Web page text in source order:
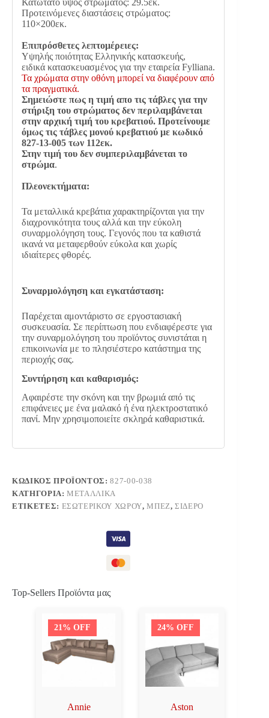
Κατώτατο ύψος στρώματος: 29.5εκ.
Προτεινόμενες διαστάσεις στρώματος:
110×200εκ.
Επιπρόσθετες λεπτομέρειες:
Υψηλής ποιότητας Ελληνικής κατασκευής,
ειδικά κατασκευασμένος για την εταιρεία Fylliana.
Τα χρώματα στην οθόνη μπορεί να διαφέρουν από
τα πραγματικά.
Σημειώστε πως η τιμή απο τις τάβλες για την
στήριξη του στρώματος δεν περιλαμβάνεται
στην αρχική τιμή του κρεβατιού. Προτείνουμε
όμως τις τάβλες μονού κρεβατιού με κωδικό
827-13-005 των 112εκ.
Στην τιμή του δεν συμπεριλαμβάνεται το
στρώμα.
Πλεονεκτήματα:
Τα μεταλλικά κρεβάτια χαρακτηρίζονται για την
διαχρονικότητα τους αλλά και την εύκολη
συναρμολόγηση τους. Γεγονός που τα καθιστά
ικανά να μεταφερθούν εύκολα και χωρίς
ιδιαίτερες φθορές.
Συναρμολόγηση και εγκατάσταση:
Παρέχεται αμοντάριστο σε εργοστασιακή
συσκευασία. Σε περίπτωση που ενδιαφέρεστε για
την συναρμολόγηση του προϊόντος συνιστάται η
επικοινωνία με το πλησιέστερο κατάστημα της
περιοχής σας.
Συντήρηση και καθαρισμός:
Αφαιρέστε την σκόνη και την βρωμιά από τις
επιφάνειες με ένα μαλακό ή ένα ηλεκτροστατικό
πανί. Μην χρησιμοποιείτε σκληρά καθαριστικά.
ΚΩΔΙΚΌΣ ΠΡΟΪΌΝΤΟΣ:827-00-038
ΚΑΤΗΓΟΡΊΑ:ΜΕΤΑΛΛΙΚΆ
ΕΤΙΚΈΤΕΣ: ΕΣΩΤΕΡΙΚΟΎ ΧΏΡΟΥ,ΜΠΕΖ,ΣΊΔΕΡΟ
Top-Sellers Προϊόντα μας
21% OFF
Annie
24% OFF
Aston